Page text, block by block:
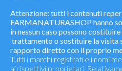
Attenzione: tutti i contenuti
FARMANATURASHOP hanno
in nessun caso possono
trattamento o sostituire la visita
rapporto diretto con il proprio
Tutti i marchi registrati e i nomi
ai rispettivi proprietari.